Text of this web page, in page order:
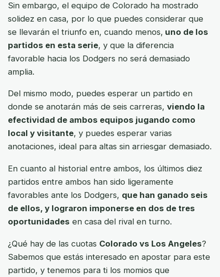
Sin embargo, el equipo de Colorado ha mostrado
solidez en casa, por lo que puedes considerar que
se llevarán el triunfo en, cuando menos, uno de los
partidos en esta serie, y que la diferencia
favorable hacia los Dodgers no será demasiado
amplia.
Del mismo modo, puedes esperar un partido en
donde se anotarán más de seis carreras, viendo la
efectividad de ambos equipos jugando como
local y visitante, y puedes esperar varias
anotaciones, ideal para altas sin arriesgar demasiado.
En cuanto al historial entre ambos, los últimos diez
partidos entre ambos han sido ligeramente
favorables ante los Dodgers, que han ganado seis
de ellos, y lograron imponerse en dos de tres
oportunidades en casa del rival en turno.
¿Qué hay de las cuotas Colorado vs Los Angeles?
Sabemos que estás interesado en apostar para este
partido, y tenemos para ti los momios que